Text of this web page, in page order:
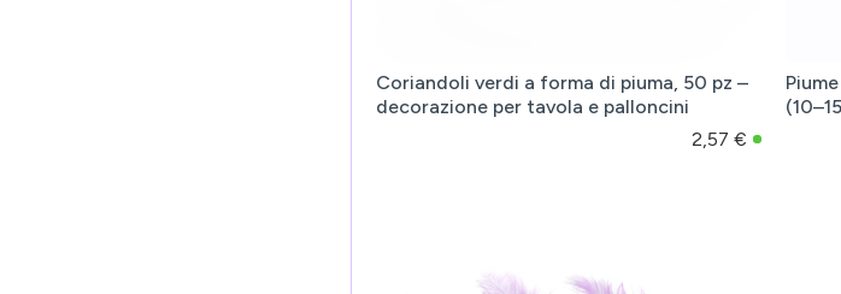
Coriandoli verdi a forma di piuma, 50 pz –
decorazione per tavola e palloncini
2,57 €